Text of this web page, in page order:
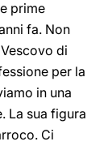
prime
fa. Non
di
per la
in una
La sua figura
Ci